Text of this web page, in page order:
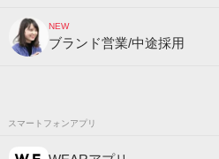
NEW
ブランド営業/中途採用
スマートフォンアプリ